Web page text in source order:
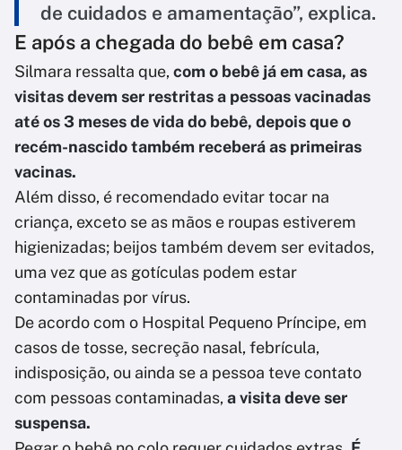
de cuidados e amamentação”, explica.
E após a chegada do bebê em casa?
Silmara ressalta que, com o bebê já em casa, as
visitas devem ser restritas a pessoas vacinadas
até os 3 meses de vida do bebê, depois que o
recém-nascido também receberá as primeiras
vacinas.
Além disso, é recomendado evitar tocar na
criança, exceto se as mãos e roupas estiverem
higienizadas; beijos também devem ser evitados,
uma vez que as gotículas podem estar
contaminadas por vírus.
De acordo com o Hospital Pequeno Príncipe, em
casos de tosse, secreção nasal, febrícula,
indisposição, ou ainda se a pessoa teve contato
com pessoas contaminadas, a visita deve ser
suspensa.